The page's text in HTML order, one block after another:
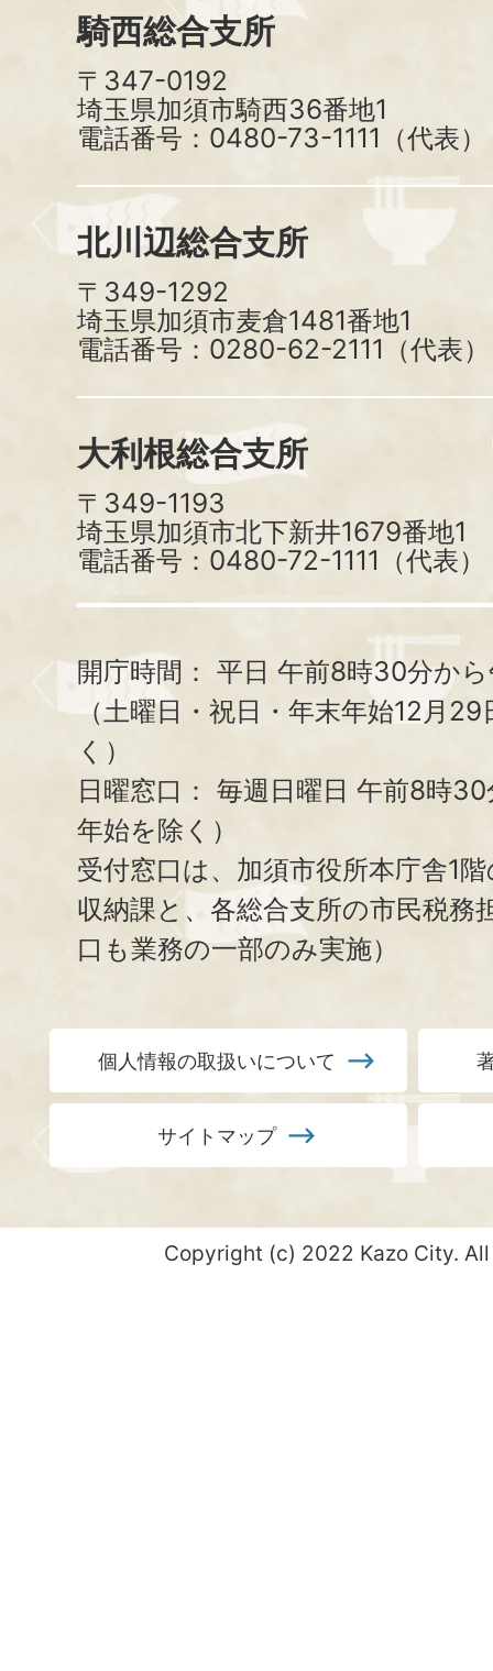
騎西総合支所
〒347-0192
埼玉県加須市騎西36番地1
電話番号：0480-73-1111（代表）
北川辺総合支所
〒349-1292
埼玉県加須市麦倉1481番地1
電話番号：0280-62-2111（代表）
大利根総合支所
〒349-1193
埼玉県加須市北下新井1679番地1
電話番号：0480-72-1111（代表）
開庁時間： 平日 午前8時30分か
（土曜日・祝日・年末年始12月
く）
日曜窓口： 毎週日曜日 午前8時
年始を除く）
受付窓口は、加須市役所本庁舎1
収納課と、 各総合支所の市民税務
口も業務の一部のみ実施）
個人情報の取扱いについて
サイトマップ
Copyright (c) 2022 Kazo City.